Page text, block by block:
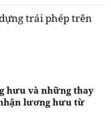
trái phép trên
hưu và những thay
lương hưu từ